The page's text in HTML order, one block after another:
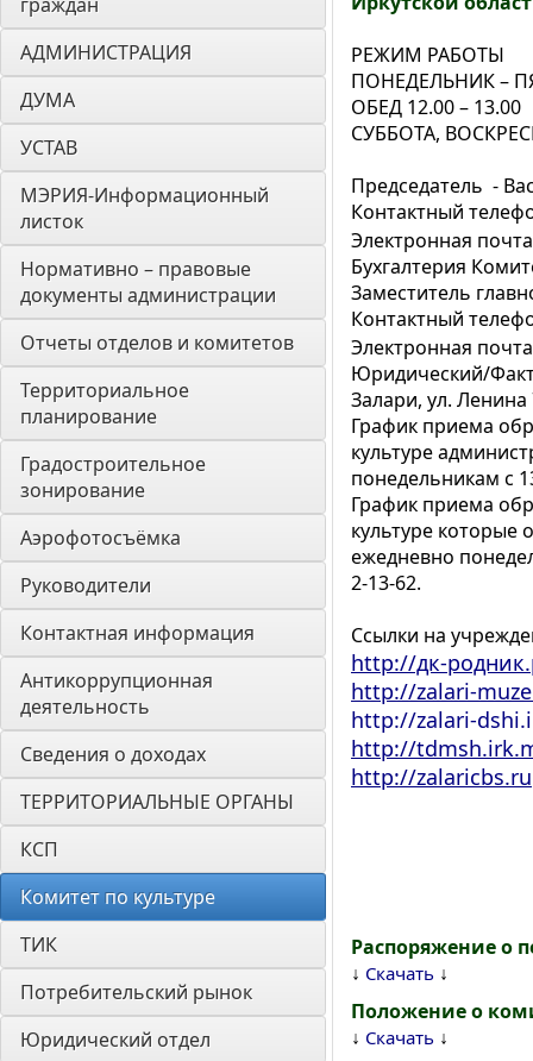
АДМИНИСТРАЦИЯ
ДУМА
УСТАВ
МЭРИЯ-Информационный
листок
Нормативно – правовые
документы администрации
Отчеты отделов и комитетов
Территориальное
планирование
Градостроительное
зонирование
Аэрофотосъёмка
Руководители
Контактная информация
Антикоррупционная
деятельность
Сведения о доходах
ТЕРРИТОРИАЛЬНЫЕ ОРГАНЫ
КСП
Комитет по культуре
ТИК
Потребительский рынок
Юридический отдел
РЕЖИМ РАБОТЫ
ПОНЕДЕЛЬНИК –
ОБЕД 12.00 – 13.00
СУББОТА,
Председатель -
Контактный
Электронная
Бухгалтерия
Заместитель
Контактный
Электронная
Юридический/
Залари, ул. Ленина
График приема
культуре
понедельникам с
График приема
культуре которые
ежедневно
2-13-62.
Ссылки на
http://дк-
http://zalari-
http://zalari-
http://
http://zalaricbs.ru
Распоряжение о
↓ Скачать ↓
Положение о
↓ Скачать ↓